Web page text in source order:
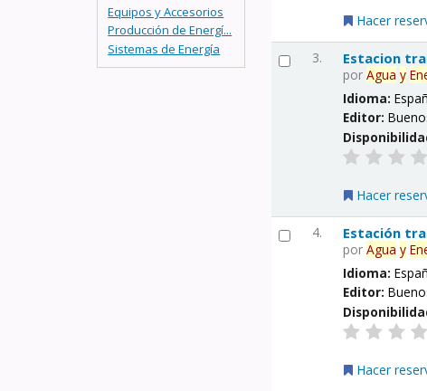
Equipos y Accesorios
Producción de Energí...
Sistemas de Energía
Hacer
3. Estacion
porAgua y
Idioma:
Editor:
Hacer
4. Estación
porAgua y
Idioma:
Editor:
Hacer